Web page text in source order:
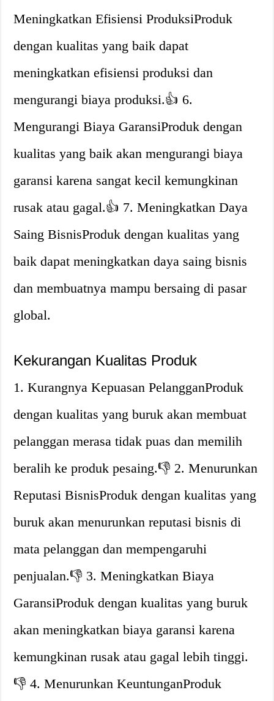
Meningkatkan Efisiensi ProduksiProduk
dengan kualitas yang baik dapat
meningkatkan efisiensi produksi dan
mengurangi biaya produksi.👍 6.
Mengurangi Biaya GaransiProduk dengan
kualitas yang baik akan mengurangi biaya
garansi karena sangat kecil kemungkinan
rusak atau gagal.👍 7. Meningkatkan Daya
Saing BisnisProduk dengan kualitas yang
baik dapat meningkatkan daya saing bisnis
dan membuatnya mampu bersaing di pasar
global.
Kekurangan Kualitas Produk
1. Kurangnya Kepuasan PelangganProduk
dengan kualitas yang buruk akan membuat
pelanggan merasa tidak puas dan memilih
beralih ke produk pesaing.👎 2. Menurunkan
Reputasi BisnisProduk dengan kualitas yang
buruk akan menurunkan reputasi bisnis di
mata pelanggan dan mempengaruhi
penjualan.👎 3. Meningkatkan Biaya
GaransiProduk dengan kualitas yang buruk
akan meningkatkan biaya garansi karena
kemungkinan rusak atau gagal lebih tinggi.
👎 4. Menurunkan KeuntunganProduk